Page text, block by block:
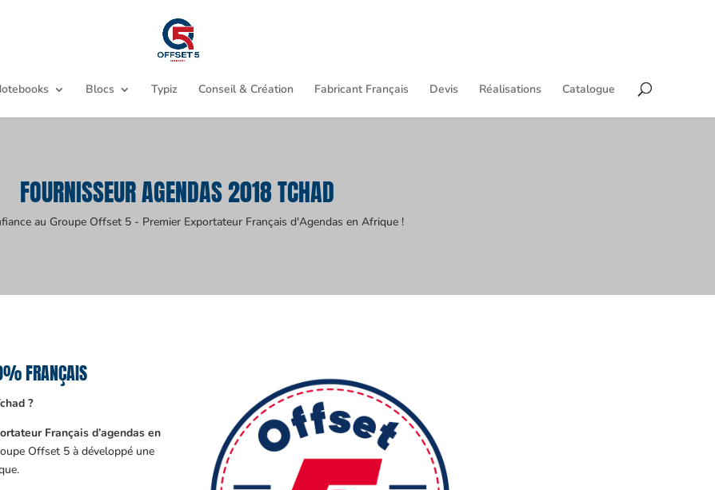
Blocs Typiz Conseil & Création Fabricant Français Devis Réalisations Catalogue
FOURNISSEUR AGENDAS 2018 TCHAD
au Groupe Offset 5 - Premier Exportateur Français d'Agendas en Afrique !
FRANÇAIS
?
Français d’agendas en
Offset 5 à développé une